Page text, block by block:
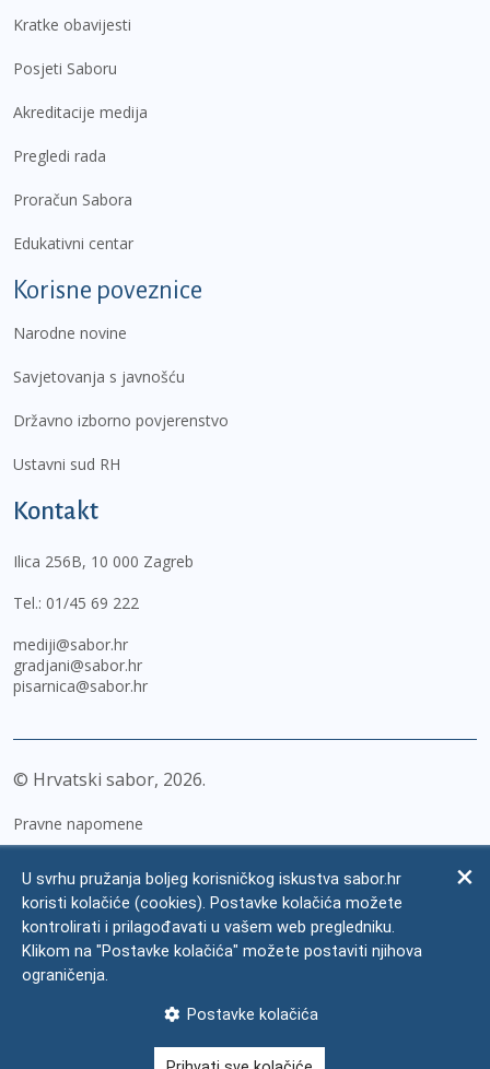
Kratke obavijesti
Posjeti Saboru
Akreditacije medija
Pregledi rada
Proračun Sabora
Edukativni centar
Korisne poveznice
Narodne novine
Savjetovanja s javnošću
Državno izborno povjerenstvo
Ustavni sud RH
Kontakt
Ilica 256B, 10 000 Zagreb
Tel.: 01/45 69 222
mediji@sabor.hr
gradjani@sabor.hr
pisarnica@sabor.hr
© Hrvatski sabor, 2026
Pravne napomene
Zaštita osobnih podataka
Impressum
Česta pitanja
U svrhu pružanja boljeg korisničkog iskustva sabor.hr
koristi kolačiće (cookies). Postavke kolačića možete
kontrolirati i prilagođavati u vašem web pregledniku.
Klikom na "Postavke kolačića" možete postaviti njihova
ograničenja.
Postavke kolačića